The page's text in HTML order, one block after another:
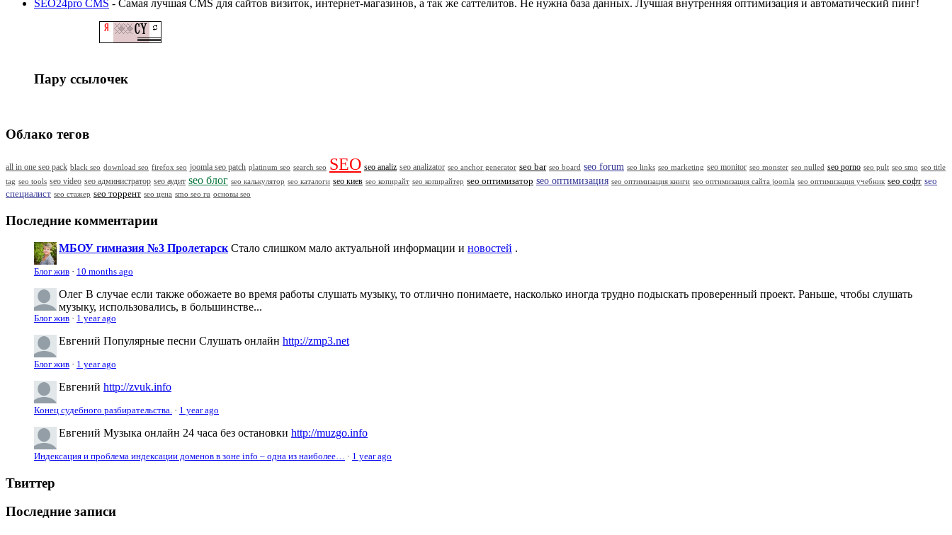
SEO24pro CMS - Самая лучшая CMS для сайтов визиток, интернет-магазинов, а так же саттелитов. Не нужна база данных. Лучшая внутренняя оптимизация и автоматический пинг!
Пару ссылочек
Облако тегов
all in one seo pack black seo download seo firefox seo joomla seo patch platinum seo search seo SEO seo analiz seo analizator seo anchor generator seo bar seo board seo forum seo links seo marketing seo monitor seo monster seo nulled seo porno seo pult seo smo seo title
tag seo tools seo video seo администратор seo аудит seo блог seo калькулятор seo каталоги seo киев seo копирайт seo копирайтер seo оптимизатор seo оптимизация seo оптимизация книги seo оптимизация сайта joomla seo оптимизация учебник seo софт seo
специалист seo стажер seo торрент seo цена smo seo ru основы seo
Последние комментарии
МБОУ гимназия №3 Пролетарск Стало слишком мало актуальной информации и новостей .
Блог жив · 10 months ago
Олег В случае если также обожаете во время работы слушать музыку, то отлично понимаете, насколько иногда трудно подыскать проверенный проект. Раньше, чтобы слушать
музыку, использовались, в большинстве...
Блог жив · 1 year ago
Евгений Популярные песни Слушать онлайн http://zmp3.net
Блог жив · 1 year ago
Евгений http://zvuk.info
Конец судебного разбирательства. · 1 year ago
Евгений Музыка онлайн 24 часа без остановки http://muzgo.info
Индексация и проблема индексации доменов в зоне info – одна из наиболее… · 1 year ago
Твиттер
Последние записи